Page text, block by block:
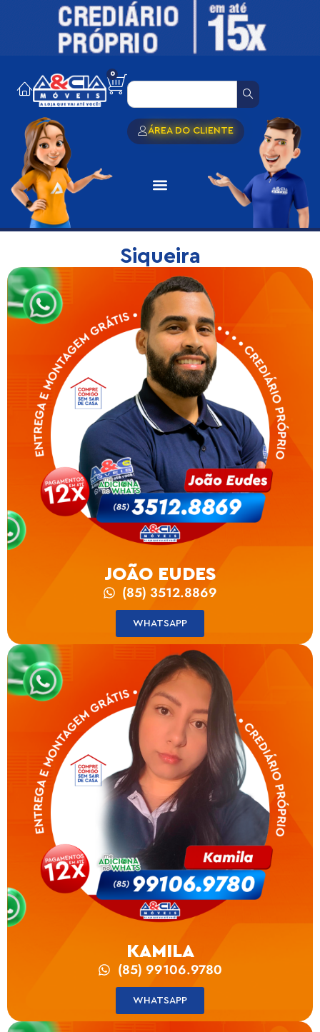
0
ÁREA DO CLIENTE
Siqueira
JOÃO EUDES
(85) 3512.8869
WHATSAPP
KAMILA
(85) 99106.9780
WHATSAPP